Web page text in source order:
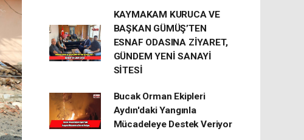
KAYMAKAM KURUCA VE
BAŞKAN GÜMÜŞ’TEN
ESNAF ODASINA ZİYARET,
GÜNDEM YENİ SANAYİ
SİTESİ
Bucak Orman Ekipleri
Aydın'daki Yangınla
Mücadeleye Destek Veriyor